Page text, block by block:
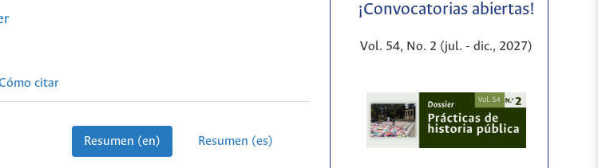
citar
Resumen (en) Resumen (es)
¡Convocatorias abiertas!
Vol. 54, No. 2 (jul. - dic., 2027)